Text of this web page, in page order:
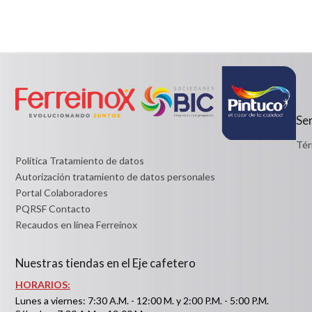
Detalles
Política Tratamiento de datos
Autorización tratamiento de datos personales
Portal Colaboradores
PQRSF Contacto
Recaudos en línea Ferreinox
Nuestras tiendas en el Eje cafetero
HORARIOS:
Lunes a viernes: 7:30 A.M. - 12:00 M. y 2:00 P.M. - 5:00 P.M.